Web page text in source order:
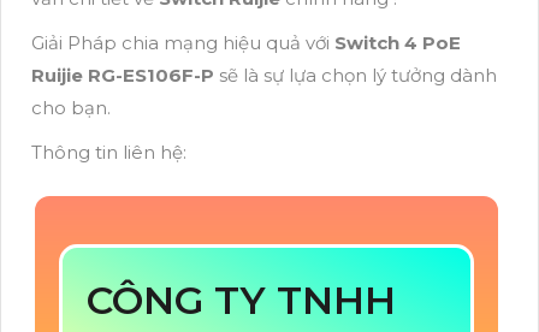
Giải Pháp chia mạng hiệu quả với Switch 4 PoE
Ruijie RG-ES106F-P sẽ là sự lựa chọn lý tưởng dành
cho bạn.
Thông tin liên hệ:
CÔNG TY TNHH